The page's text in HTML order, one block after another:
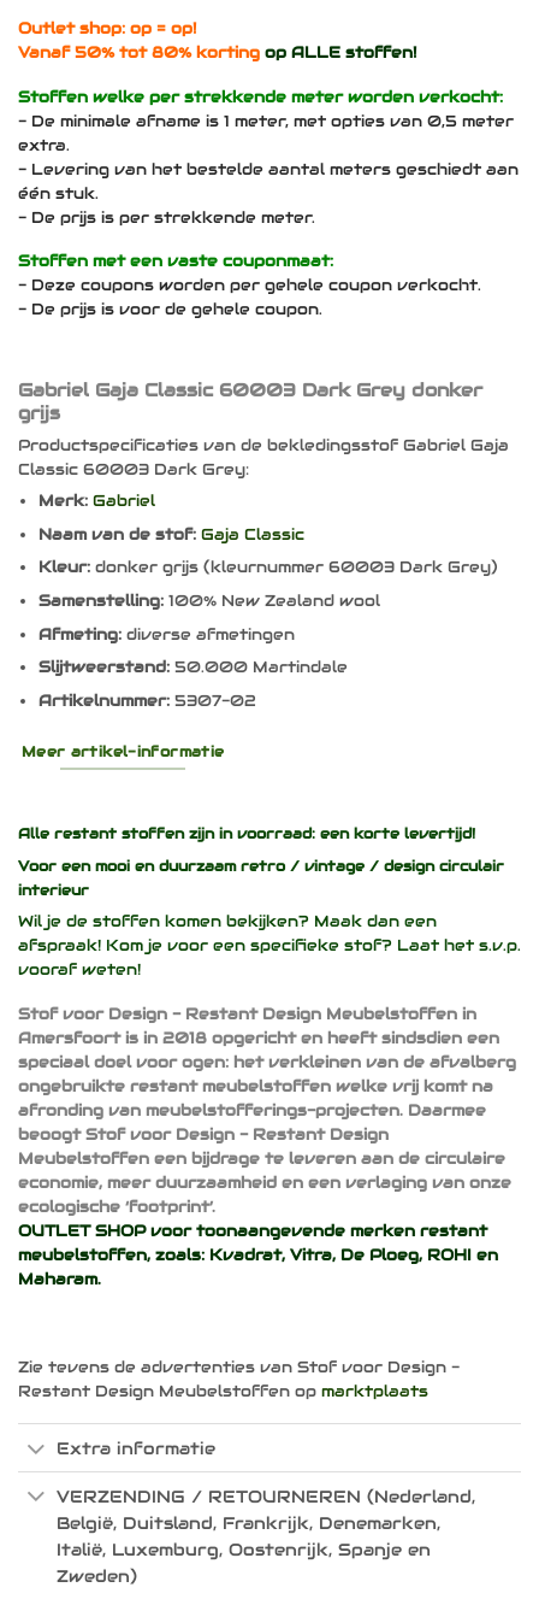
Outlet shop: op = op!
Vanaf 50% tot 80% korting op ALLE stoffen!
Stoffen welke per strekkende meter worden verkocht:
- De minimale afname is 1 meter, met opties van 0,5 meter
extra.
- Levering van het bestelde aantal meters geschiedt aan
één stuk.
- De prijs is per strekkende meter.
Stoffen met een vaste couponmaat:
- Deze coupons worden per gehele coupon verkocht.
- De prijs is voor de gehele coupon.
Gabriel Gaja Classic 60003 Dark Grey donker
grijs
Productspecificaties van de bekledingsstof Gabriel Gaja
Classic 60003 Dark Grey:
Merk: Gabriel
Naam van de stof: Gaja Classic
Kleur: donker grijs (kleurnummer 60003 Dark Grey)
Samenstelling: 100% New Zealand wool
Afmeting:diverse afmetingen
Slijtweerstand:50.000 Martindale
Artikelnummer:5307-02
Meer artikel-informatie
Alle restant stoffen zijn in voorraad: een korte levertijd!
Voor een mooi en duurzaam retro / vintage / design circulair
interieur
Wil je de stoffen komen bekijken? Maak dan een
afspraak! Kom je voor een specifieke stof? Laat het s.v.p.
vooraf weten!
Stof voor Design - Restant Design Meubelstoffen in
Amersfoort is in 2018 opgericht en heeft sindsdien een
speciaal doel voor ogen: het verkleinen van de afvalberg
ongebruikte restant meubelstoffen welke vrij komt na
afronding van meubelstofferings-projecten. Daarmee
beoogt Stof voor Design - Restant Design
Meubelstoffen een bijdrage te leveren aan de circulaire
economie, meer duurzaamheid en een verlaging van onze
ecologische ‘footprint’.
OUTLET SHOP voor toonaangevende merken restant
meubelstoffen, zoals: Kvadrat, Vitra, De Ploeg, ROHI en
Maharam.
Zie tevens de advertenties van Stof voor Design -
Restant Design Meubelstoffen op marktplaats
Extra informatie
VERZENDING / RETOURNEREN (Nederland,
België, Duitsland, Frankrijk, Denemarken,
Italië, Luxemburg, Oostenrijk, Spanje en
Zweden)